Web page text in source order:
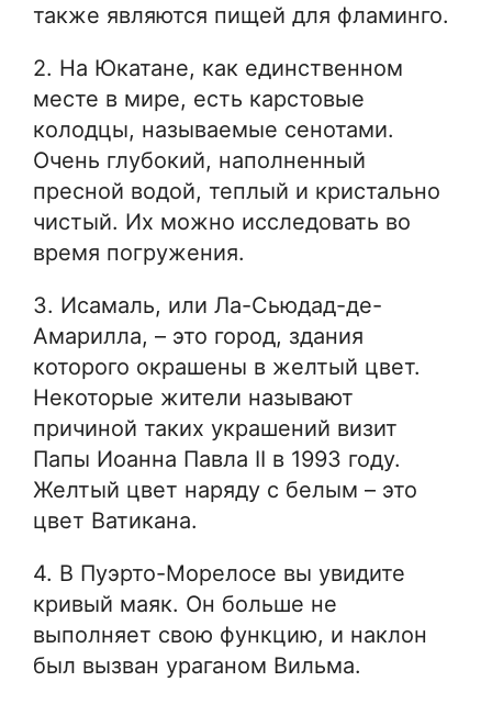
также являются пищей для фламинго.
2. На Юкатане, как единственном
месте в мире, есть карстовые
колодцы, называемые сенотами.
Очень глубокий, наполненный
пресной водой, теплый и кристально
чистый. Их можно исследовать во
время погружения.
3. Исамаль, или Ла-Сьюдад-де-
Амарилла, – это город, здания
которого окрашены в желтый цвет.
Некоторые жители называют
причиной таких украшений визит
Папы Иоанна Павла II в 1993 году.
Желтый цвет наряду с белым – это
цвет Ватикана.
4. В Пуэрто-Морелосе вы увидите
кривый маяк. Он больше не
выполняет свою функцию, и наклон
был вызван ураганом Вильма.